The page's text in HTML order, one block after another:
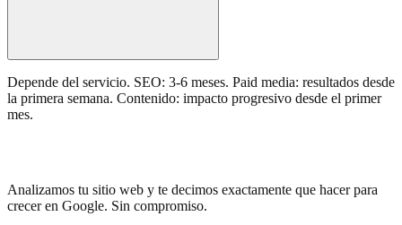
Depende del servicio. SEO: 3-6 meses. Paid media: resultados desde
la primera semana. Contenido: impacto progresivo desde el primer
mes.
Analizamos tu sitio web y te decimos exactamente que hacer para
crecer en Google. Sin compromiso.